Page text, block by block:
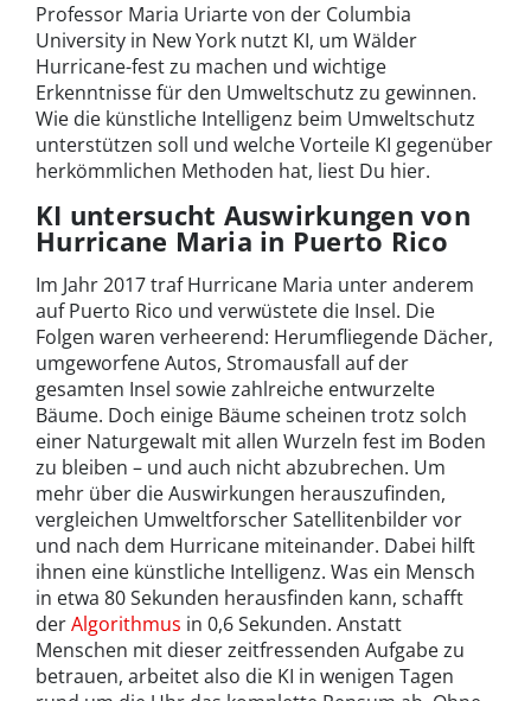
Professor Maria Uriarte von der Columbia
University in New York nutzt KI, um Wälder
Hurricane-fest zu machen und wichtige
Erkenntnisse für den Umweltschutz zu gewinnen.
Wie die künstliche Intelligenz beim Umweltschutz
unterstützen soll und welche Vorteile KI gegenüber
herkömmlichen Methoden hat, liest Du hier.
KI untersucht Auswirkungen von
Hurricane Maria in Puerto Rico
Im Jahr 2017 traf Hurricane Maria unter anderem
auf Puerto Rico und verwüstete die Insel. Die
Folgen waren verheerend: Herumfliegende Dächer,
umgeworfene Autos, Stromausfall auf der
gesamten Insel sowie zahlreiche entwurzelte
Bäume. Doch einige Bäume scheinen trotz solch
einer Naturgewalt mit allen Wurzeln fest im Boden
zu bleiben – und auch nicht abzubrechen. Um
mehr über die Auswirkungen herauszufinden,
vergleichen Umweltforscher Satellitenbilder vor
und nach dem Hurricane miteinander. Dabei hilft
ihnen eine künstliche Intelligenz. Was ein Mensch
in etwa 80 Sekunden herausfinden kann, schafft
derAlgorithmus in 0,6 Sekunden. Anstatt
Menschen mit dieser zeitfressenden Aufgabe zu
betrauen, arbeitet also die KI in wenigen Tagen